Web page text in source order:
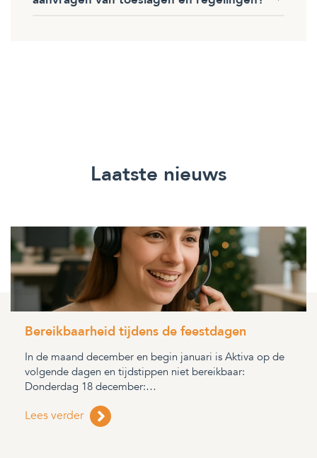
Laatste nieuws
Bereikbaarheid tijdens de feestdagen
In de maand december en begin januari is Aktiva op de
volgende dagen en tijdstippen niet bereikbaar:
Donderdag 18 december:…
Lees verder